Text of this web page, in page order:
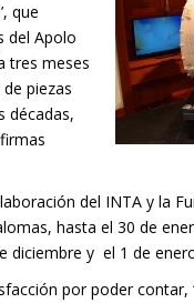
que
del Apolo
tres meses
piezas
décadas,
del INTA y la
hasta el 30 de
diciembre y el 1 de
por poder contar,